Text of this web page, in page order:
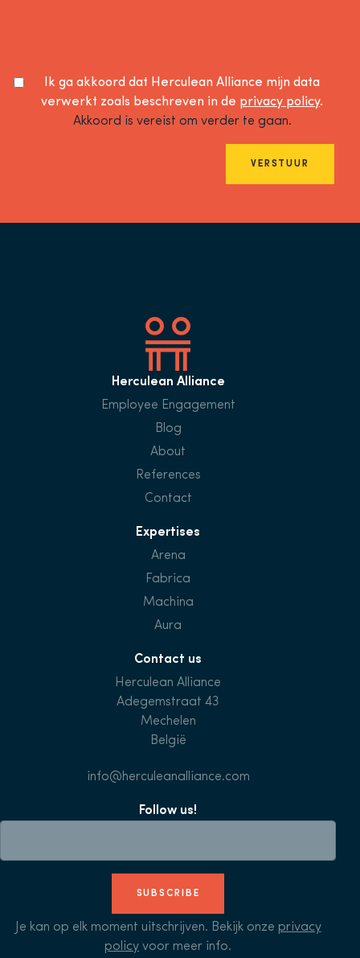
Ik ga akkoord dat Herculean Alliance mijn data
verwerkt zoals beschreven in de privacy policy.
Akkoord is vereist om verder te gaan.
VERSTUUR
Herculean Alliance
Employee Engagement
Blog
About
References
Contact
Expertises
Arena
Fabrica
Machina
Aura
Contact us
Herculean Alliance
Adegemstraat 43
Mechelen
België
info@herculeanalliance.com
Follow us!
SUBSCRIBE
Je kan op elk moment uitschrijven. Bekijk onze privacy
policy voor meer info.